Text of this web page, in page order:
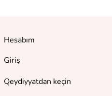
Hesabım
Giriş
Qeydiyyatdan keçin